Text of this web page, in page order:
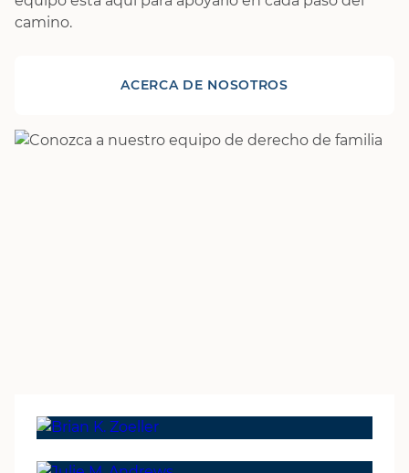
camino.
ACERCA DE NOSOTROS